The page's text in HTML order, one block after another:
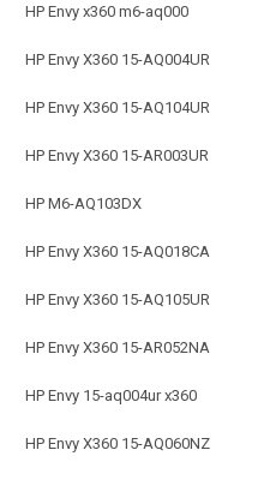
HP Envy x360 m6-aq000
HP Envy X360 15-AQ004UR
HP Envy X360 15-AQ104UR
HP Envy X360 15-AR003UR
HP M6-AQ103DX
HP Envy X360 15-AQ018CA
HP Envy X360 15-AQ105UR
HP Envy X360 15-AR052NA
HP Envy 15-aq004ur x360
HP Envy X360 15-AQ060NZ